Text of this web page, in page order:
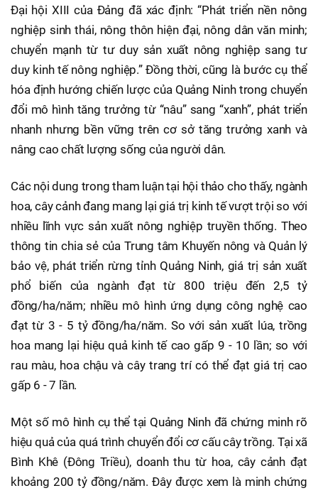
Đại hội XIII của Đảng đã xác định: “Phát triển nền nông
nghiệp sinh thái, nông thôn hiện đại, nông dân văn minh;
chuyển mạnh từ tư duy sản xuất nông nghiệp sang tư
duy kinh tế nông nghiệp.” Đồng thời, cũng là bước cụ thể
hóa định hướng chiến lược của Quảng Ninh trong chuyển
đổi mô hình tăng trưởng từ “nâu” sang “xanh”, phát triển
nhanh nhưng bền vững trên cơ sở tăng trưởng xanh và
nâng cao chất lượng sống của người dân.
Các nội dung trong tham luận tại hội thảo cho thấy, ngành
hoa, cây cảnh đang mang lại giá trị kinh tế vượt trội so với
nhiều lĩnh vực sản xuất nông nghiệp truyền thống. Theo
thông tin chia sẻ của Trung tâm Khuyến nông và Quản lý
bảo vệ, phát triển rừng tỉnh Quảng Ninh, giá trị sản xuất
phổ biến của ngành đạt từ 800 triệu đến 2,5 tỷ
đồng/ha/năm; nhiều mô hình ứng dụng công nghệ cao
đạt từ 3 - 5 tỷ đồng/ha/năm. So với sản xuất lúa, trồng
hoa mang lại hiệu quả kinh tế cao gấp 9 - 10 lần; so với
rau màu, hoa chậu và cây trang trí có thể đạt giá trị cao
gấp 6 - 7 lần.
Một số mô hình cụ thể tại Quảng Ninh đã chứng minh rõ
hiệu quả của quá trình chuyển đổi cơ cấu cây trồng. Tại xã
Bình Khê (Đông Triều), doanh thu từ hoa, cây cảnh đạt
khoảng 200 tỷ đồng/năm. Đây được xem là minh chứng